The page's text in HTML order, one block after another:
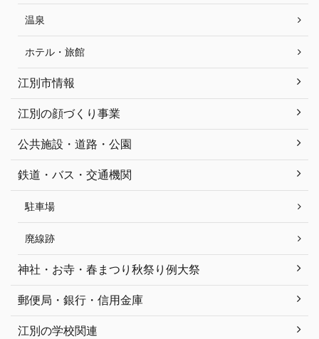
温泉
ホテル・旅館
江別市情報
江別の顔づくり事業
公共施設・道路・公園
鉄道・バス・交通機関
駐車場
廃線跡
神社・お寺・春まつり秋祭り例大祭
郵便局・銀行・信用金庫
江別の学校関連